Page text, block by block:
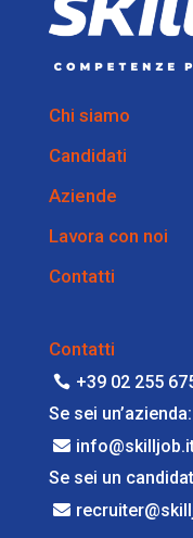
Chi siamo
Candidati
Aziende
Lavora con noi
Contatti
Contatti
+39 02 255
Se sei un’azienda:
Se sei un